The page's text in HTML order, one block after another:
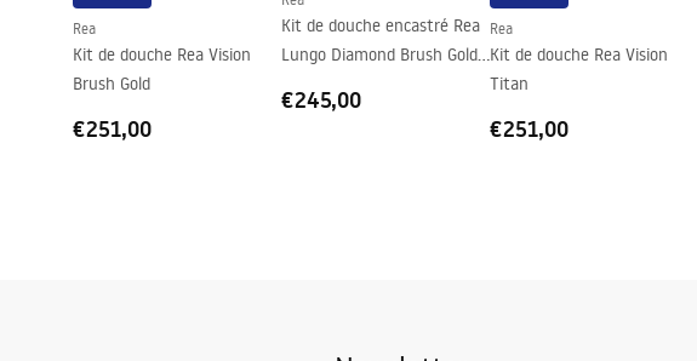
Rea
Kit de douche Rea Vision
Brush Gold
€251,00
Kit de douche encastré Rea
Lungo Diamond Brush Gold
€245,00
Rea
Kit de douche Rea Vision
Titan
€251,00